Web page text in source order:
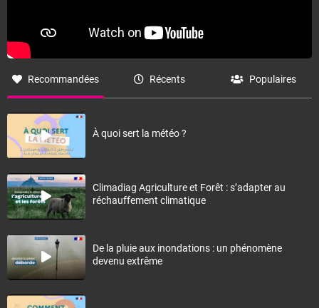
Recommandées Récents Populaires
À quoi sert la météo ?
Climadiag Agriculture et Forêt : s’adapter au
réchauffement climatique
De la pluie aux inondations : un phénomène
devenu extrême